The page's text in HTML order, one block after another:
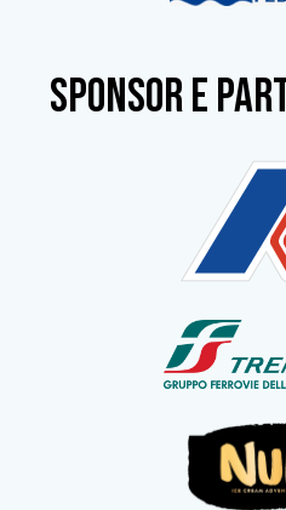
SPONSOR e